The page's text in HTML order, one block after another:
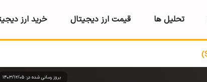
تحلیل ها قیمت ارز دیجیتال خرید ارز
بروز رسانی شده در: 1403/12/05